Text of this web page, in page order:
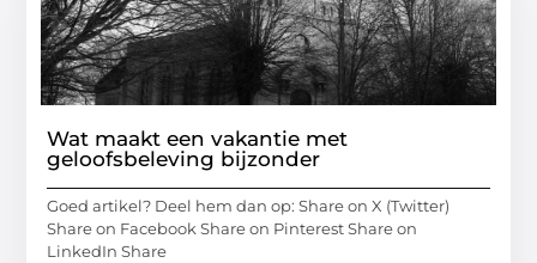
Wat maakt een vakantie met
geloofsbeleving bijzonder
Goed artikel? Deel hem dan op: Share on X (Twitter)
Share on Facebook Share on Pinterest Share on
LinkedIn Share